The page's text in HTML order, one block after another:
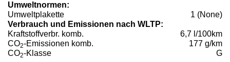
Umweltnormen:
Umweltplakette
1 (None)
Verbrauch und Emissionen nach WLTP:
Kraftstoffverbr. komb.
6,7 l/100km
CO2-Emissionen komb.
177 g/km
CO2-Klasse G